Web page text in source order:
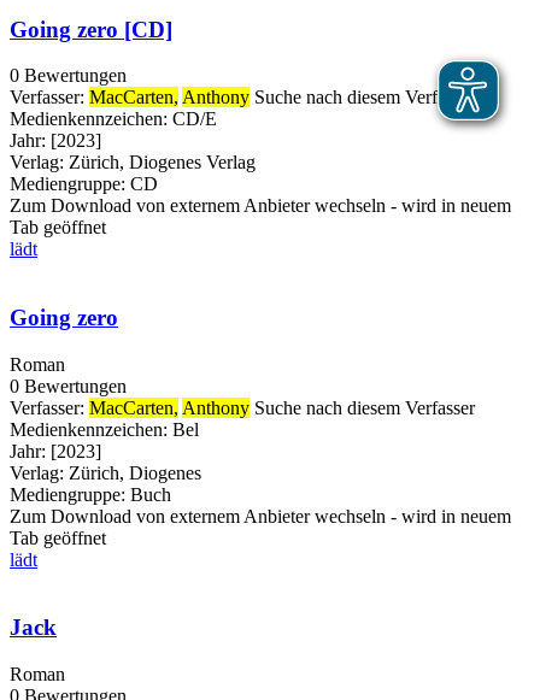
Going zero [CD]
0 Bewertungen
Verfasser: MacCarten, Anthony Suche nach diesem Verfasser
Medienkennzeichen: CD/E
Jahr: [2023]
Verlag: Zürich, Diogenes Verlag
Mediengruppe: CD
Zum Download von externem Anbieter wechseln - wird in neuem
Tab geöffnet
lädt
Going zero
Roman
0 Bewertungen
Verfasser: MacCarten, Anthony Suche nach diesem Verfasser
Medienkennzeichen: Bel
Jahr: [2023]
Verlag: Zürich, Diogenes
Mediengruppe: Buch
Zum Download von externem Anbieter wechseln - wird in neuem
Tab geöffnet
lädt
Jack
Roman
0 Bewertungen